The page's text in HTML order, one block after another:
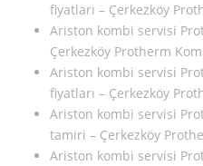
fiyatları – Çerkezköy
Ariston kombi servisi
Çerkezköy Protherm
Ariston kombi servisi
fiyatları – Çerkezköy
Ariston kombi servisi
tamiri – Çerkezköy
Ariston kombi servisi